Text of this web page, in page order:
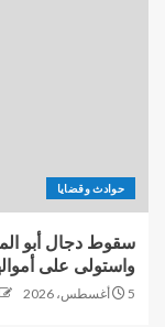
حوادث وقضايا
سقوط دجال أبو
واستولى على
5 أغسطس، 2026